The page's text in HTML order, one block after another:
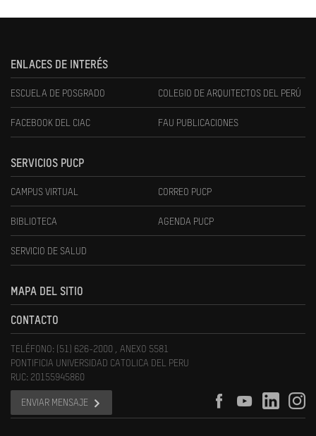
ENLACES DE INTERÉS
ESCUELA DE POSGRADO COLEGIO DE ARQUITECTOS DEL PERÚ
FACEBOOK DEL CIAC FAU PUBLICACIONES
SERVICIOS PUCP
CAMPUS VIRTUAL CORREO PUCP
BIBLIOTECA AGENDA PUCP
SERVICIO DE SALUD
MAPA DEL SITIO
CONTACTO
TELÉFONO: (51) 626-2000 , ANEXO 5581
PONTIFICIA UNIVERSIDAD CATOLICA DEL PERU
RUC: 20155945860
ENVIAR MENSAJE